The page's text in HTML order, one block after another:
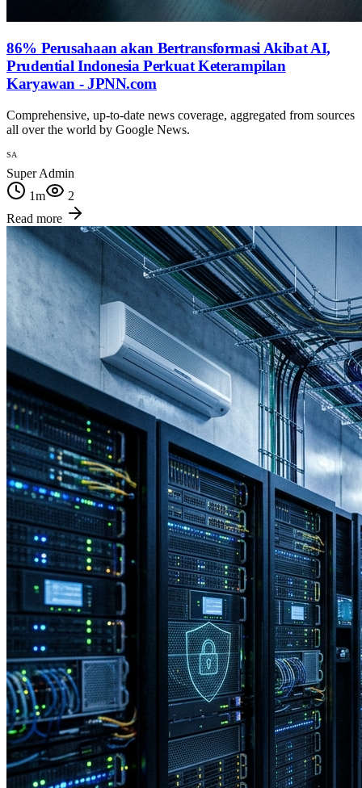
86% Perusahaan akan Bertransformasi Akibat AI,
Prudential Indonesia Perkuat Keterampilan
Karyawan - JPNN.com
Comprehensive, up-to-date news coverage, aggregated from sources
all over the world by Google News.
SA
Super Admin
1m
2
Read more